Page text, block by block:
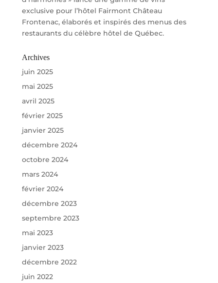
exclusive pour l’hôtel Fairmont Château
Frontenac, élaborés et inspirés des menus des
restaurants du célèbre hôtel de Québec.
Archives
juin 2025
mai 2025
avril 2025
février 2025
janvier 2025
décembre 2024
octobre 2024
mars 2024
février 2024
décembre 2023
septembre 2023
mai 2023
janvier 2023
décembre 2022
juin 2022